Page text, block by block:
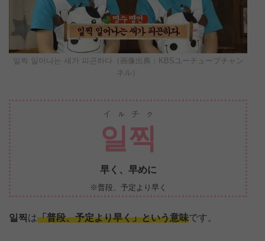
일찍 일어나는 새가 피곤하다（画像出典：KBSユーチューブチャン
ネル）
일찍
イㇽチㇰ
早く、早めに
※普段、予定より早く
일찍 は「普段、予定より早く」という意味です。